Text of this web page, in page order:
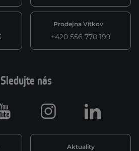
Prodejna Vítkov
+420 556 770 199
Sledujte nás
Aktuality
Youtube Instagram LinkedIn